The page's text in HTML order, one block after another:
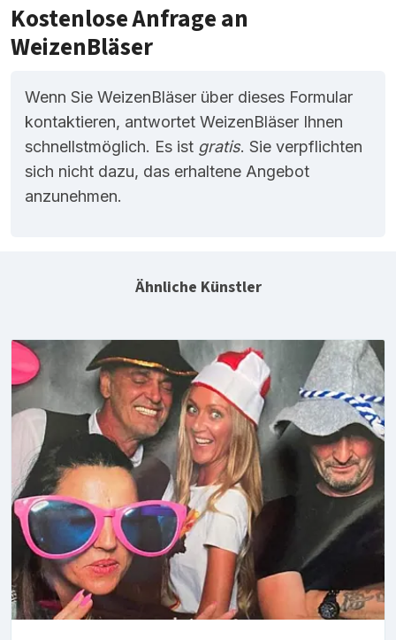
Kostenlose Anfrage an
WeizenBläser
Wenn Sie WeizenBläser über dieses Formular
kontaktieren, antwortet WeizenBläser Ihnen
schnellstmöglich. Es ist gratis. Sie verpflichten
sich nicht dazu, das erhaltene Angebot
anzunehmen.
Ähnliche Künstler